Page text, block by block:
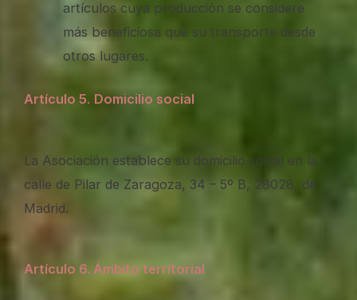
artículos cuya producción se considere
más beneficiosa que su transporte desde
otros lugares.
Artículo 5. Domicilio social
La Asociación establece su domicilio social en la
calle de Pilar de Zaragoza, 34 – 5º B, 28028, de
Madrid.
Artículo 6. Ámbito territorial